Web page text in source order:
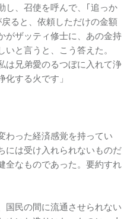
し、召使を呼んで、｢追っか
ると、依頼しただけの金額
がザッティ修士に、あの金持
と言うと、こう答えた。
は兄弟愛のるつぼに入れて浄
する火です」
わった経済感覚を持ってい
には受け入れられないものだ
全なものであった。要約すれ
国民の間に流通させられない